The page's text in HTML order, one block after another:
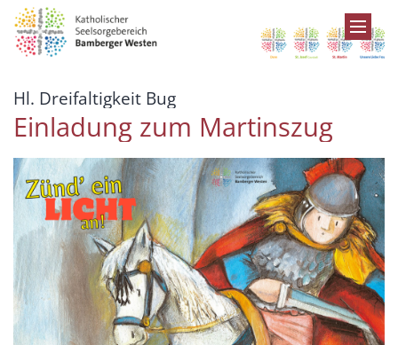
Zum Inhalt springen
Hl. Dreifaltigkeit Bug:
Einladung zum Martinszug